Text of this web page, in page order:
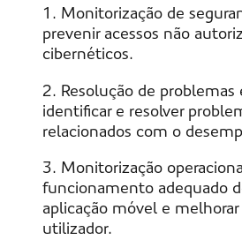
1. Monitorização de
prevenir acessos não
cibernéticos.
2. Resolução de problemas
identificar e resolver
relacionados com o
3. Monitorização
funcionamento adequado
aplicação móvel e
utilizador.